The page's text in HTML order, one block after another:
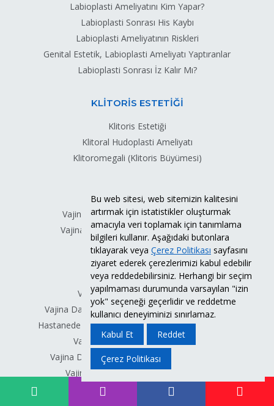
Labioplasti Ameliyatını Kim Yapar?
Labioplasti Sonrası His Kaybı
Labioplasti Ameliyatının Riskleri
Genital Estetik, Labioplasti Ameliyatı Yaptıranlar
Labioplasti Sonrası İz Kalır Mı?
KLİTORİS ESTETİĞİ
Klitoris Estetiği
Klitoral Hudoplasti Ameliyatı
Klitoromegali (Klitoris Büyümesi)
Vajina Daraltma Nedir? Neden Yapılır?
Vajina Daraltma Ameliyatı Nasıl Yapılır?
Vajina Daraltma İstanbul
Vajina Daraltma Ankara
Vajina Daraltma Bursa
Vajina Daraltma Fiyatları 2026
Vajina Daraltma Ameliyatlarının Cinselliğe Etkisi
Hastanede Vajina Daraltma, Labioplasti Yapılır mı?
Vajina Daraltma Sonrası Dönem
Vajina Daraltma Ameliyatı Sonrası Şikayetler
Vajina Daraltma Ameliyatının Riskleri
Vajina Daraltma Sonrası Düzeltme
Bu web sitesi, web sitemizin kalitesini
artırmak için istatistikler oluşturmak
amacıyla veri toplamak için tanımlama
bilgileri kullanır. Aşağıdaki butonlara
tıklayarak veya Çerez Politikası sayfasını
ziyaret ederek çerezlerimizi kabul edebilir
veya reddedebilirsiniz. Herhangi bir seçim
yapılmaması durumunda varsayılan "izin
yok" seçeneği geçerlidir ve reddetme
kullanıcı deneyiminizi sınırlamaz.
Kabul Et
Reddet
Çerez Politikası